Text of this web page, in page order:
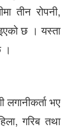
तीन रोपनी,
छ । यस्ता
।
लगानीकर्ता भए
गरिब तथा